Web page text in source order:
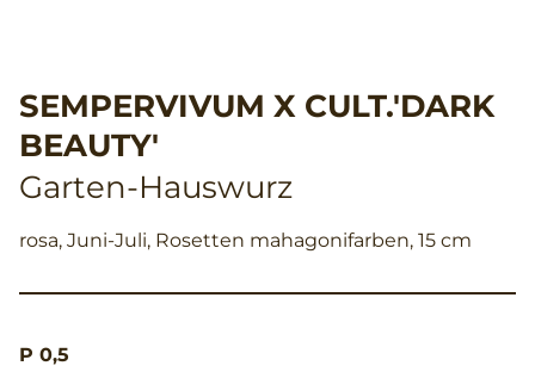
SEMPERVIVUM X CULT.'DARK
BEAUTY'
Garten-Hauswurz
rosa, Juni-Juli, Rosetten mahagonifarben, 15 cm
P 0,5